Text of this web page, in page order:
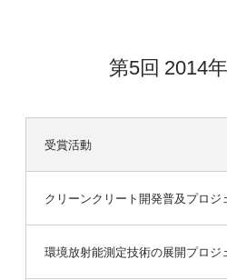
第5回 2014
受賞活動
クリーンクリート開発普及プロジ
環境放射能測定技術の展開プロジ